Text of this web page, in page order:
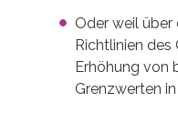
Oder weil
Richtlinien
Erhöhung von
Grenzwerten